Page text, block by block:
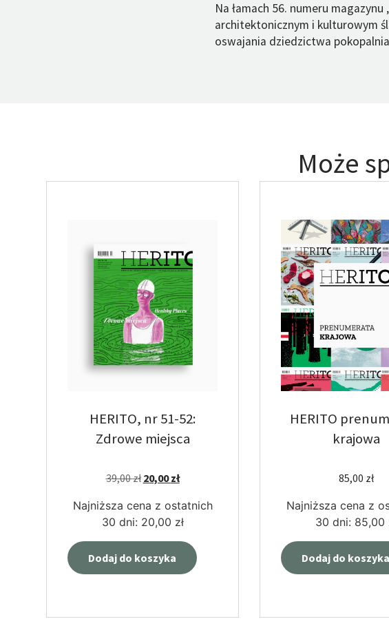
Na łamach 56. numeru
architektonicznym i kulturowym
oswajania dziedzictwa
Może
HERITO, nr 51-52:
Zdrowe miejsca
39,00zł 20,00zł
Najniższa cena z ostatnich
30 dni: 20,00 zł
Dodaj do koszyka
HERITO
krajowa
85,00 zł
Najniższa cena z
30 dni: 85,00
Dodaj do koszyka